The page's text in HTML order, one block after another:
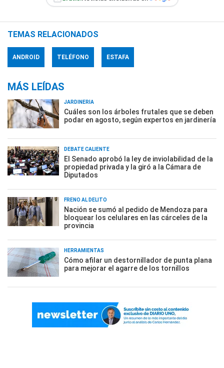
TEMAS RELACIONADOS
ANDROID TELÉFONO ESTAFA
MÁS LEÍDAS
JARDINERÍA
Cuáles son los árboles frutales que se deben
podar en agosto, según expertos en jardinería
DEBATE CALIENTE
El Senado aprobó la ley de inviolabilidad de la
propiedad privada y la giró a la Cámara de
Diputados
FRENO AL DELITO
Nación se sumó al pedido de Mendoza para
bloquear los celulares en las cárceles de la
provincia
HERRAMIENTAS
Cómo afilar un destornillador de punta plana
para mejorar el agarre de los tornillos